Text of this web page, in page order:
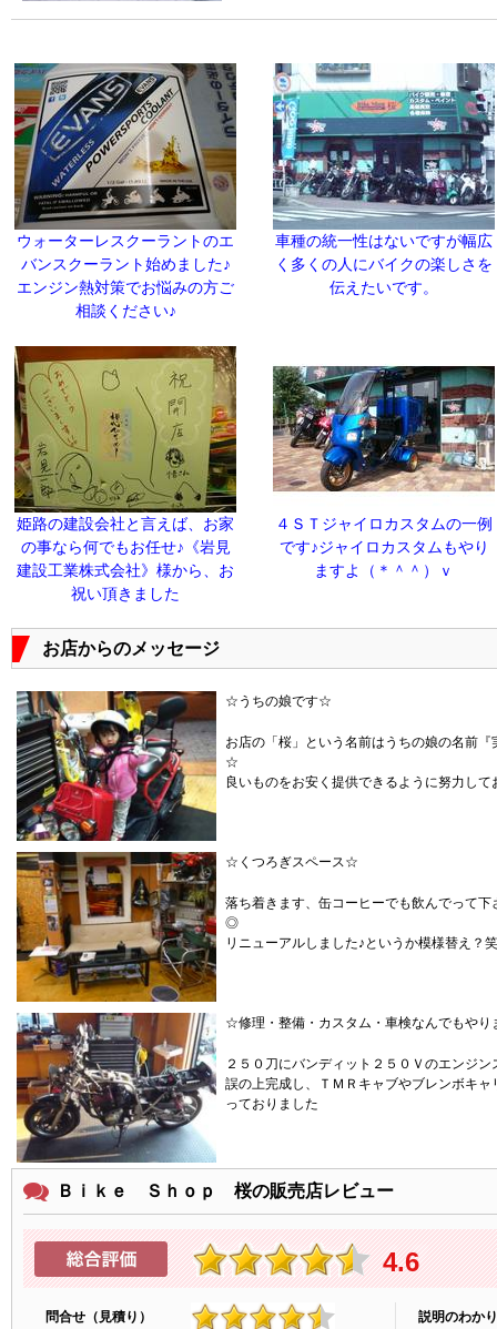
ウォーターレスクーラントのエ
バンスクーラント始めました♪
エンジン熱対策でお悩みの方ご
相談ください♪
車種の統一性はないですが幅広
く多くの人にバイクの楽しさを
伝えたいです。
姫路の建設会社と言えば、お家
の事なら何でもお任せ♪《岩見
建設工業株式会社》様から、お
祝い頂きました
４ＳＴジャイロカスタムの一例
です♪ジャイロカスタムもやり
ますよ（＊＾＾）ｖ
お店からのメッセージ
☆うちの娘です☆
お店の「桜」という名前はうちの娘の名前
良いものをお安く提供できるように努力して
☆くつろぎスペース☆
落ち着きます、缶コーヒーでも飲んでって下
リニューアルしました♪というか模様替え？笑
☆修理・整備・カスタム・車検なんでもや
２５０刀にバンディット２５０Ｖのエンジ
誤の上完成し、ＴＭＲキャブやブレンボキ
っておりました
Ｂｉｋｅ Ｓｈｏｐ 桜の販売店レビュー
4.6
問合せ（見積り） 説明のわか